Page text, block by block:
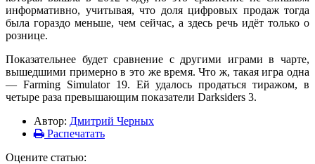
информативно, учитывая, что доля цифровых продаж тогда
была гораздо меньше, чем сейчас, а здесь речь идёт только о
рознице.
Показательнее будет сравнение с другими играми в чарте,
вышедшими примерно в это же время. Что ж, такая игра одна
— Farming Simulator 19. Ей удалось продаться тиражом, в
четыре раза превышающим показатели Darksiders 3.
Автор: Дмитрий Черных
Распечатать
Оцените статью: